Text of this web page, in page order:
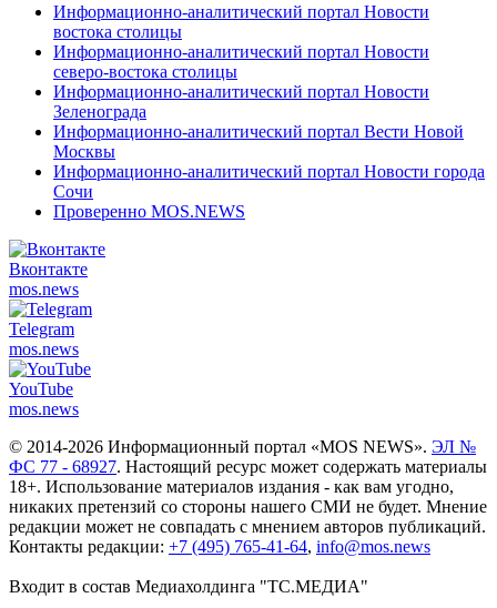
Информационно-аналитический портал Новости
востока столицы
Информационно-аналитический портал Новости
северо-востока столицы
Информационно-аналитический портал Новости
Зеленограда
Информационно-аналитический портал Вести Новой
Москвы
Информационно-аналитический портал Новости города
Сочи
Проверенно MOS.NEWS
Вконтакте
mos.news
Telegram
mos.news
YouTube
mos.news
© 2014-2026 Информационный портал «MOS NEWS». ЭЛ №
ФС 77 - 68927. Настоящий ресурс может содержать материалы
18+. Использование материалов издания - как вам угодно,
никаких претензий со стороны нашего СМИ не будет. Мнение
редакции может не совпадать с мнением авторов публикаций.
Контакты редакции: +7 (495) 765-41-64, info@mos.news
Входит в состав Медиахолдинга "ТС.МЕДИА"